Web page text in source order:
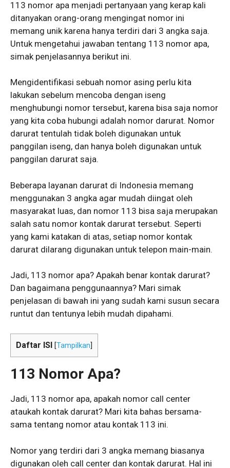
113 nomor apa menjadi pertanyaan yang kerap kali
ditanyakan orang-orang mengingat nomor ini
memang unik karena hanya terdiri dari 3 angka saja.
Untuk mengetahui jawaban tentang 113 nomor apa,
simak penjelasannya berikut ini.
Mengidentifikasi sebuah nomor asing perlu kita
lakukan sebelum mencoba dengan iseng
menghubungi nomor tersebut, karena bisa saja nomor
yang kita coba hubungi adalah nomor darurat. Nomor
darurat tentulah tidak boleh digunakan untuk
panggilan iseng, dan hanya boleh digunakan untuk
panggilan darurat saja.
Beberapa layanan darurat di Indonesia memang
menggunakan 3 angka agar mudah diingat oleh
masyarakat luas, dan nomor 113 bisa saja merupakan
salah satu nomor kontak darurat tersebut. Seperti
yang kami katakan di atas, setiap nomor kontak
darurat dilarang digunakan untuk telepon main-main.
Jadi, 113 nomor apa? Apakah benar kontak darurat?
Dan bagaimana penggunaannya? Mari simak
penjelasan di bawah ini yang sudah kami susun secara
runtut dan tentunya lebih mudah dipahami.
Daftar ISI [Tampilkan
113 Nomor Apa?
Jadi, 113 nomor apa, apakah nomor call center
ataukah kontak darurat? Mari kita bahas bersama-
sama tentang nomor atau kontak 113 ini.
Nomor yang terdiri dari 3 angka memang biasanya
digunakan oleh call center dan kontak darurat. Hal ini